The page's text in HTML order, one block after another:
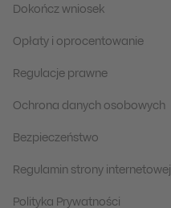
Dokończ wniosek
Opłaty i oprocentowanie
Regulacje prawne
Ochrona danych osobowych
Bezpieczeństwo
Regulamin strony internetowej
Polityka Prywatności